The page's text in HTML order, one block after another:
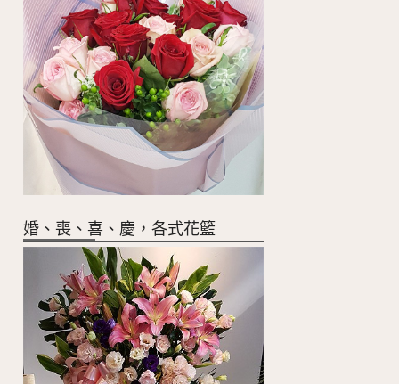
婚、喪、喜、慶，各式花籃